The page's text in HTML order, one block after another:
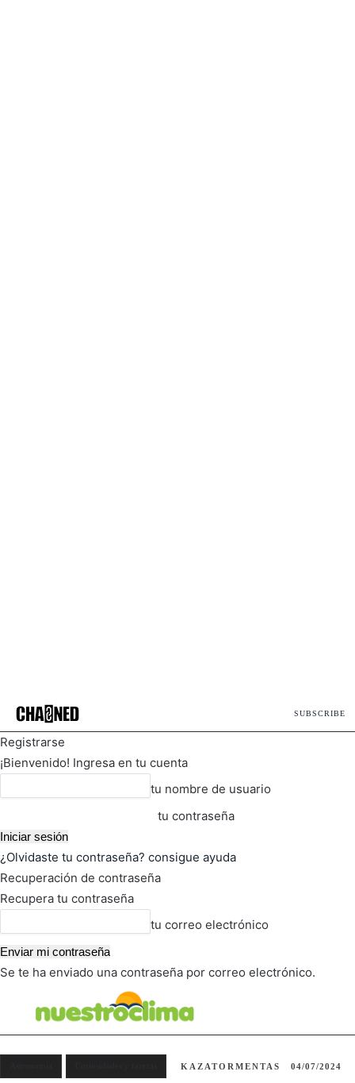
SUBSCRIBE
Registrarse
¡Bienvenido! Ingresa en tu cuenta
tu nombre de usuario
tu contraseña
¿Olvidaste tu contraseña? consigue ayuda
Recuperación de contraseña
Recupera tu contraseña
tu correo electrónico
Se te ha enviado una contraseña por correo electrónico.
KAZATORMENTAS 04/07/2024